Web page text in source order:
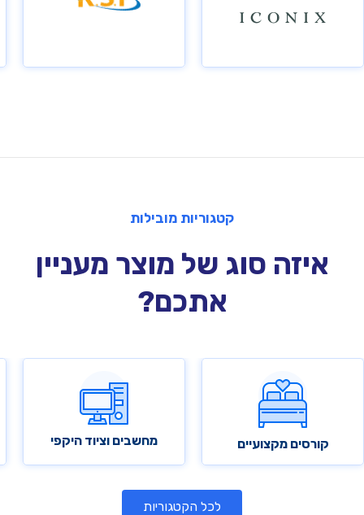
קטגוריות מובילות
איזה סוג של מוצר מעניין
אתכם?​
קורסים מקצועיים מחשבים וציוד היקפי
לכל הקטגוריות